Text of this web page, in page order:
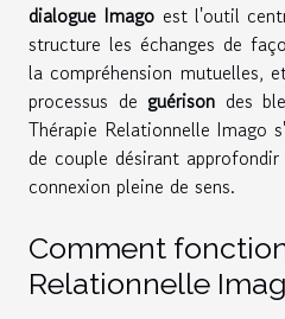
dialogue Imago est l'outil
structure les échanges de
la compréhension mutuelles,
processus de guérison des
Thérapie Relationnelle Imago
de couple désirant
connexion pleine de sens.
Comment
Relationnelle